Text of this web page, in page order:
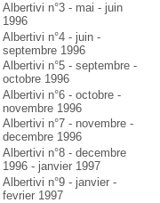
Albertivi n°3 - mai - juin
1996
Albertivi n°4 - juin -
septembre 1996
Albertivi n°5 - septembre -
octobre 1996
Albertivi n°6 - octobre -
novembre 1996
Albertivi n°7 - novembre -
decembre 1996
Albertivi n°8 - decembre
1996 - janvier 1997
Albertivi n°9 - janvier -
fevrier 1997